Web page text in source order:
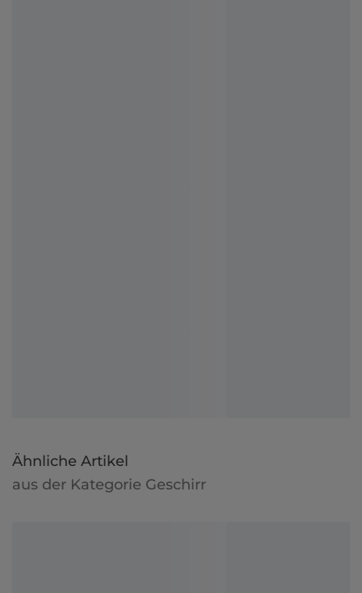
Ähnliche Artikel
aus der Kategorie Geschirr